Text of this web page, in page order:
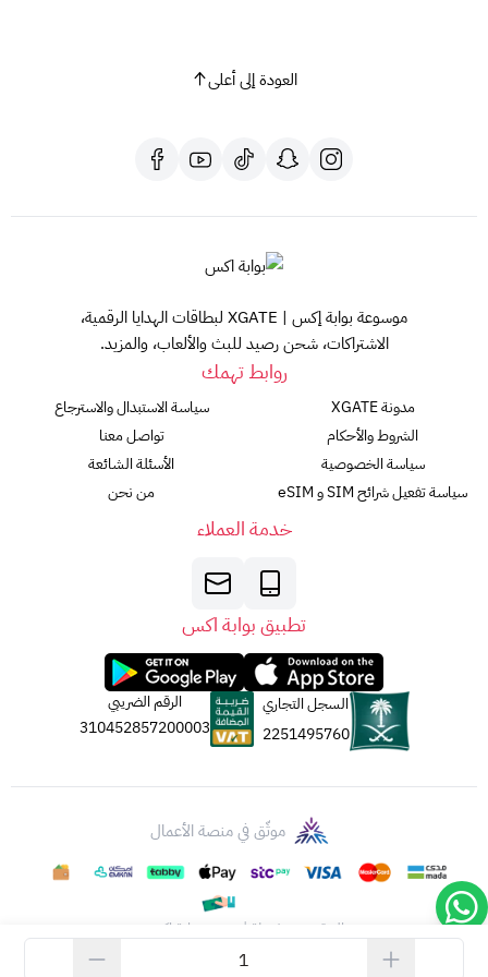
العودة إلى أعلى
موسوعة بوابة إكس | XGATE لبطاقات الهدايا الرقمية،
الاشتراكات، شحن رصيد للبث والألعاب، والمزيد.
روابط تهمك
مدونة XGATE
الشروط والأحكام
سياسة الخصوصية
سياسة تفعيل شرائح SIM و eSIM
سياسة الاستبدال والاسترجاع
تواصل معنا
الأسئلة الشائعة
من نحن
خدمة العملاء
تطبيق بوابة اكس
السجل التجاري
2251495760
الرقم الضريبي
310452857200003
موثّق في منصة الأعمال
الحقوق محفوظة | 2026 بوابة اكس